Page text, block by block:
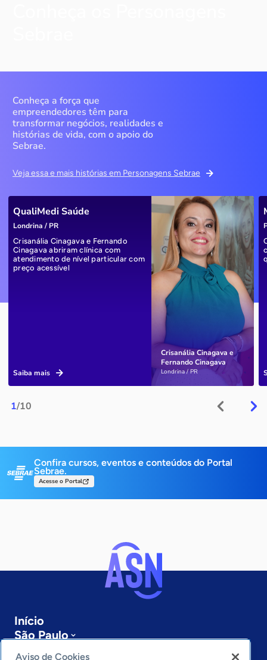
Conheça a força que
empreendedores têm para
transformar negócios, realidades e
histórias de vida, com o apoio do
Sebrae.
Veja essa e mais histórias em Personagens Sebrae
1/10
Crisanália Cinagava e
Fernando Cinagava
Londrina / PR
QualiMedi Saúde
Londrina / PR
Crisanália Cinagava e Fernando
Cinagava abriram clínica com
atendimento de nível particular com
preço acessível
Saiba mais
Confira cursos, eventos e conteúdos do Portal
Sebrae.
Acesse o Portal
Início
São Paulo
Sobre a ASN
Aviso de Cookies